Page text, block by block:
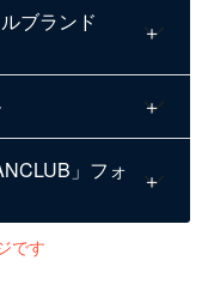
ブランド
」フォ
です